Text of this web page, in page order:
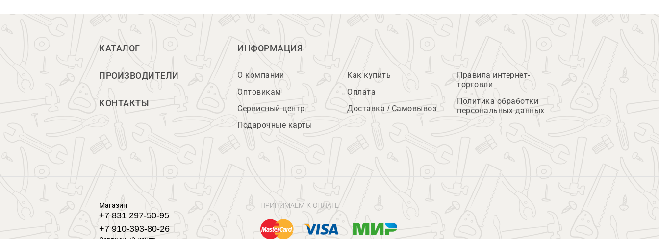
КАТАЛОГ
ПРОИЗВОДИТЕЛИ
КОНТАКТЫ
ИНФОРМАЦИЯ
О компании
Оптовикам
Сервисный центр
Подарочные карты
Как купить
Оплата
Доставка / Самовывоз
Правила интернет-
торговли
Политика обработки
персональных данных
Магазин
+7 831 297-50-95
+7 910-393-80-26
ПРИНИМАЕМ К ОПЛАТЕ